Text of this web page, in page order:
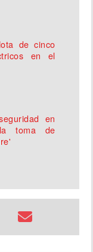
de cinco
en el
en
toma de